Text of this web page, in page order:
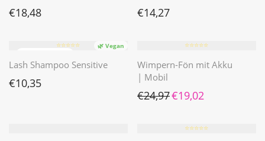
€18,48 €14,27
⭐️⭐️⭐️⭐️⭐️ 🌿 Vegan
Lash Shampoo Sensitive
€10,35
⭐️⭐️⭐️⭐️⭐️
Wimpern-Fön mit Akku
| Mobil
€24,97 Ursprünglicher Preis war:
€19,02
⭐️⭐️⭐️⭐️⭐️